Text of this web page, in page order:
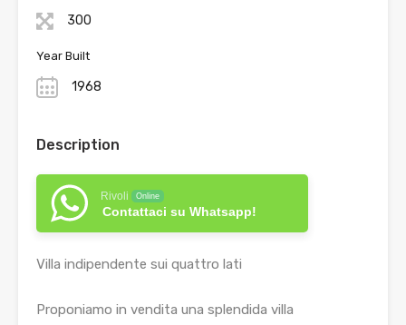
300
Year Built
1968
Description
Rivoli Online
Contattaci su Whatsapp!
Villa indipendente sui quattro lati
Proponiamo in vendita una splendida villa